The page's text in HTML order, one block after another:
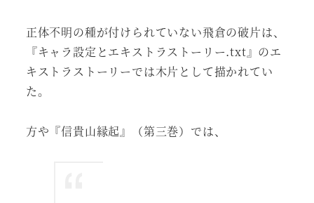
正体不明の種が付けられていない飛倉の破片は、
『キャラ設定とエキストラストーリー.txt』のエ
キストラストーリーでは木片として描かれてい
た。
方や『信貴山縁起』（第三巻）では、